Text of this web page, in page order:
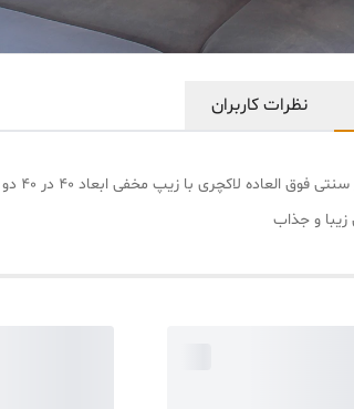
نظرات کاربران
با زیپ مخفی ابعاد 40 در 40 دو رو چاپ شستشو حتی با وایتکس در ضمن میتونید طرح دلخواهتون رو بدین براتون تولید کنیم .
و جذاب